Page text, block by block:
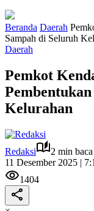
Beranda Daerah
Sampah di Seluruh
Daerah
Pemkot
Kelurahan
Redaksi
2 min baca
11 Desember 2025 |
1404